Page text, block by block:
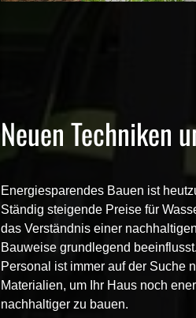
Neuen Techniken
Energiesparendes Bauen ist
Ständig steigende Preise für
das Verständnis einer
Bauweise grundlegend
Personal ist immer auf der Suche
Materialien, um Ihr Haus noch
nachhaltiger zu bauen.